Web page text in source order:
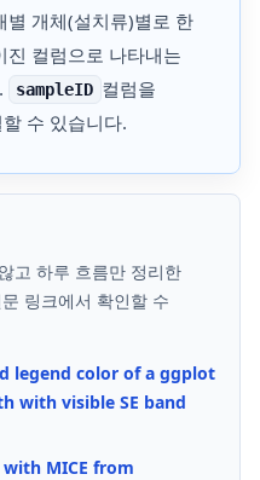
별 개체(설치류)별로 한
진 컬럼으로 나타내는
sampleID 컬럼을
수 있습니다.
고 하루 흐름만 정리한
링크에서 확인할 수
legend color of a ggplot
with visible SE band
MICE from